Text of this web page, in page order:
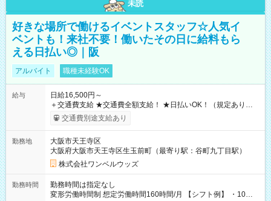
未読
好きな場所で働けるイベントスタッフ☆人気イ
ベントも！来社不要！働いたその日に給料もら
える日払い◎｜阪
アルバイト 職種未経験OK
給与
日給16,500円～
＋交通費支給 ★交通費全額支給！ ★日払いOK！（規定あり） ┗
働いたその日に現金GET♪ お仕事後はコンビニATMから 日払
交通費別途支給あり
勤務地
大阪市天王寺区
大阪府大阪市天王寺区生玉前町（最寄り駅：谷町九丁目駅）
株式会社ワンベルウッズ
勤務時間
勤務時間は指定なし
変形労働時間制 想定労働時間160時間/月 【シフト例】 ・10：